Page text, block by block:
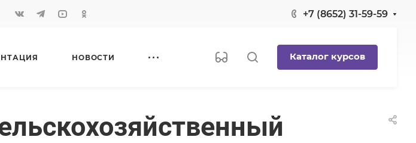
+7 (8652) 31-59-59
НОВОСТИ Каталог курсов